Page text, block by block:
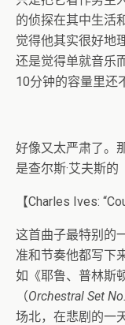
的侦探在其中生活
觉得他其实很好地
还是觉得单就音乐
10分钟的容量里还
好像又太严肃了。
是查尔斯·艾夫斯的
【Charles Ives:
这首曲子最特别的
准和节奏他都写下
如《耶鲁、普林斯
（Orchestral Set
场北，在悲剧的一